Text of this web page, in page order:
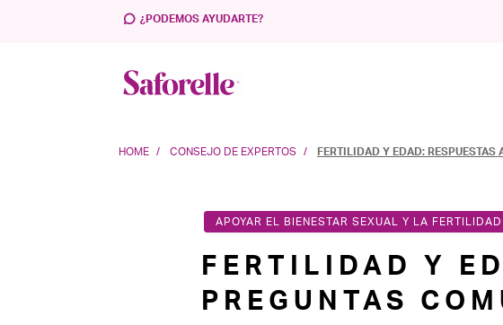
¿PODEMOS AYUDARTE?
HOME CONSEJO DE EXPERTOS FERTILIDAD Y EDAD: RESPUESTAS
APOYAR EL BIENESTAR SEXUAL Y LA FERTILIDAD
FERTILIDAD Y
PREGUNTAS